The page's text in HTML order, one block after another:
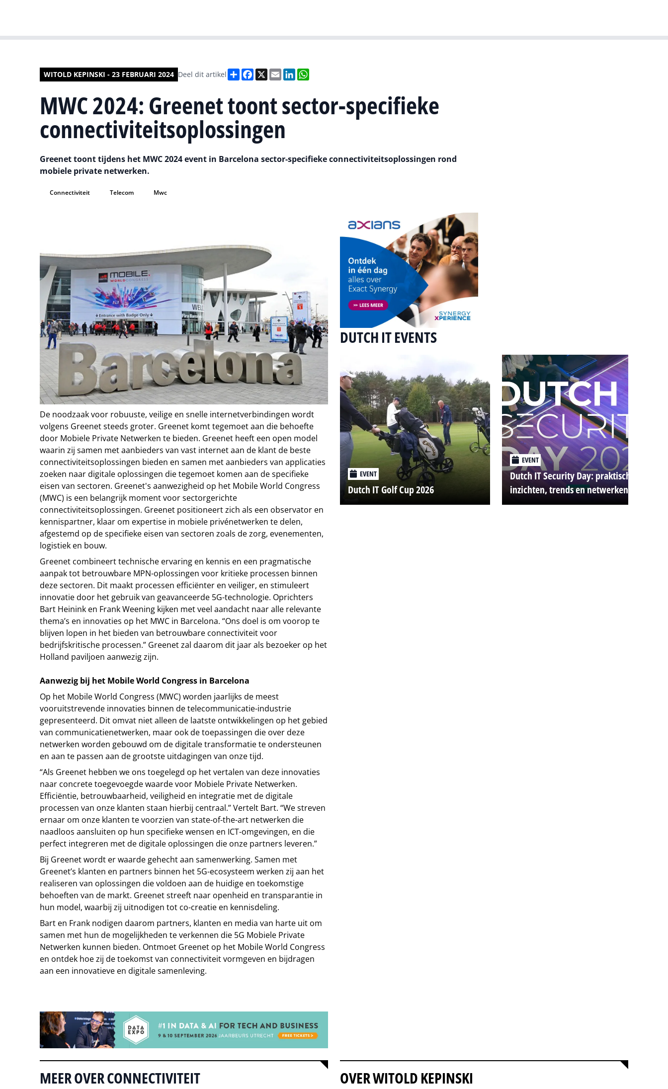
WITOLD KEPINSKI - 23 FEBRUARI 2024 Deel dit artikel DeelFacebook
X EmailLinkedIn
MWC 2024: Greenet toont sector-specifieke
connectiviteitsoplossingen
Greenet toont tijdens het MWC 2024 event in Barcelona sector-specifieke connectiviteitsoplossingen rond
mobiele private netwerken.
Connectiviteit Telecom Mwc
De noodzaak voor robuuste, veilige en snelle internetverbindingen wordt
volgens Greenet steeds groter. Greenet komt tegemoet aan die behoefte
door Mobiele Private Netwerken te bieden. Greenet heeft een open model
waarin zij samen met aanbieders van vast internet aan de klant de beste
connectiviteitsoplossingen bieden en samen met aanbieders van applicaties
zoeken naar digitale oplossingen die tegemoet komen aan de specifieke
eisen van sectoren. Greenet's aanwezigheid op het Mobile World Congress
(MWC) is een belangrijk moment voor sectorgerichte
connectiviteitsoplossingen. Greenet positioneert zich als een observator en
kennispartner, klaar om expertise in mobiele privénetwerken te delen,
afgestemd op de specifieke eisen van sectoren zoals de zorg, evenementen,
logistiek en bouw.
Greenet combineert technische ervaring en kennis en een pragmatische
aanpak tot betrouwbare MPN-oplossingen voor kritieke processen binnen
deze sectoren. Dit maakt processen efficiënter en veiliger, en stimuleert
innovatie door het gebruik van geavanceerde 5G-technologie. Oprichters
Bart Heinink en Frank Weening kijken met veel aandacht naar alle relevante
thema’s en innovaties op het MWC in Barcelona. “Ons doel is om voorop te
blijven lopen in het bieden van betrouwbare connectiviteit voor
bedrijfskritische processen.” Greenet zal daarom dit jaar als bezoeker op het
Holland paviljoen aanwezig zijn.
Aanwezig bij het Mobile World Congress in Barcelona
Op het Mobile World Congress (MWC) worden jaarlijks de meest
vooruitstrevende innovaties binnen de telecommunicatie-industrie
gepresenteerd. Dit omvat niet alleen de laatste ontwikkelingen op het gebied
van communicatienetwerken, maar ook de toepassingen die over deze
netwerken worden gebouwd om de digitale transformatie te ondersteunen
en aan te passen aan de grootste uitdagingen van onze tijd.
“Als Greenet hebben we ons toegelegd op het vertalen van deze innovaties
naar concrete toegevoegde waarde voor Mobiele Private Netwerken.
Efficiëntie, betrouwbaarheid, veiligheid en integratie met de digitale
processen van onze klanten staan hierbij centraal.” Vertelt Bart. “We streven
ernaar om onze klanten te voorzien van state-of-the-art netwerken die
naadloos aansluiten op hun specifieke wensen en ICT-omgevingen, en die
perfect integreren met de digitale oplossingen die onze partners leveren.”
Bij Greenet wordt er waarde gehecht aan samenwerking. Samen met
Greenet’s klanten en partners binnen het 5G-ecosysteem werken zij aan het
realiseren van oplossingen die voldoen aan de huidige en toekomstige
behoeften van de markt. Greenet streeft naar openheid en transparantie in
hun model, waarbij zij uitnodigen tot co-creatie en kennisdeling.
Bart en Frank nodigen daarom partners, klanten en media van harte uit om
samen met hun de mogelijkheden te verkennen die 5G Mobiele Private
Netwerken kunnen bieden. Ontmoet Greenet op het Mobile World Congress
en ontdek hoe zij de toekomst van connectiviteit vormgeven en bijdragen
aan een innovatieve en digitale samenleving.
DUTCH IT EVENTS
EVENT
Dutch IT Golf Cup 2026
EVENT
Dutch IT Security Day: praktische
inzichten, trends en netwerken
MEER OVER CONNECTIVITEIT OVER WITOLD KEPINSKI